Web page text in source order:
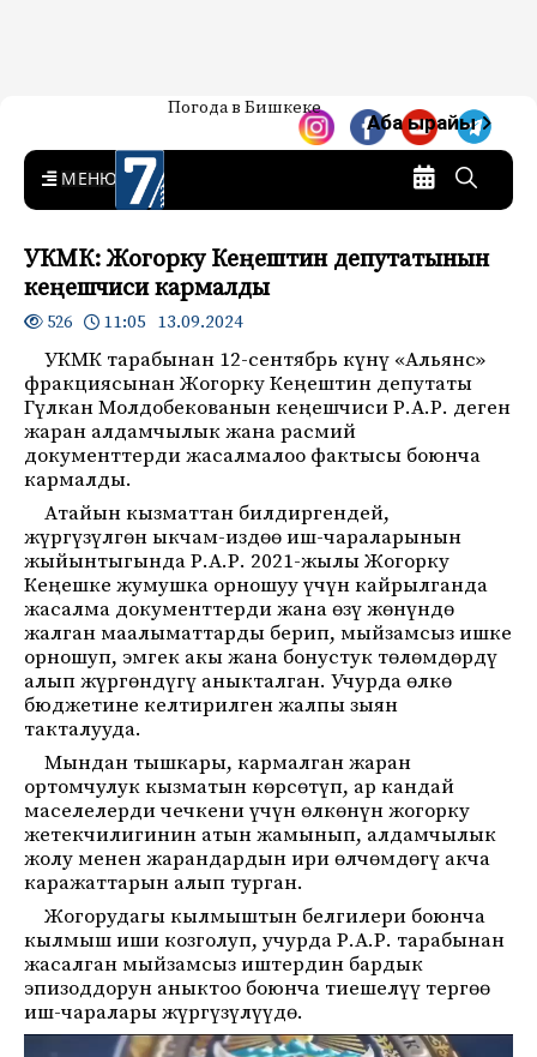
7-канал. Жаңылыктар —
Кыргызстан
Жаңылыктар — Кыргызстан
Погода в Бишкеке
Аба ырайы
MENU
УКМК: Жогорку Кеңештин депутатынын
кеңешчиси кармалды
526 11:05 13.09.2024
УКМК тарабынан 12-сентябрь күнү «Альянс»
фракциясынан Жогорку Кеңештин депутаты
Гүлкан Молдобекованын кеңешчиси Р.А.Р. деген
жаран алдамчылык жана расмий
документтерди жасалмалоо фактысы боюнча
кармалды.
Атайын кызматтан билдиргендей,
жүргүзүлгөн ыкчам-издөө иш-чараларынын
жыйынтыгында Р.А.Р. 2021-жылы Жогорку
Кеңешке жумушка орношуу үчүн кайрылганда
жасалма документтерди жана өзү жөнүндө
жалган маалыматтарды берип, мыйзамсыз ишке
орношуп, эмгек акы жана бонустук төлөмдөрдү
алып жүргөндүгү аныкталган. Учурда өлкө
бюджетине келтирилген жалпы зыян
такталууда.
Мындан тышкары, кармалган жаран
ортомчулук кызматын көрсөтүп, ар кандай
маселелерди чечкени үчүн өлкөнүн жогорку
жетекчилигинин атын жамынып, алдамчылык
жолу менен жарандардын ири өлчөмдөгү акча
каражаттарын алып турган.
Жогорудагы кылмыштын белгилери боюнча
кылмыш иши козголуп, учурда Р.А.Р. тарабынан
жасалган мыйзамсыз иштердин бардык
эпизоддорун аныктоо боюнча тиешелүү тергөө
иш-чаралары жүргүзүлүүдө.
Видеоплеер